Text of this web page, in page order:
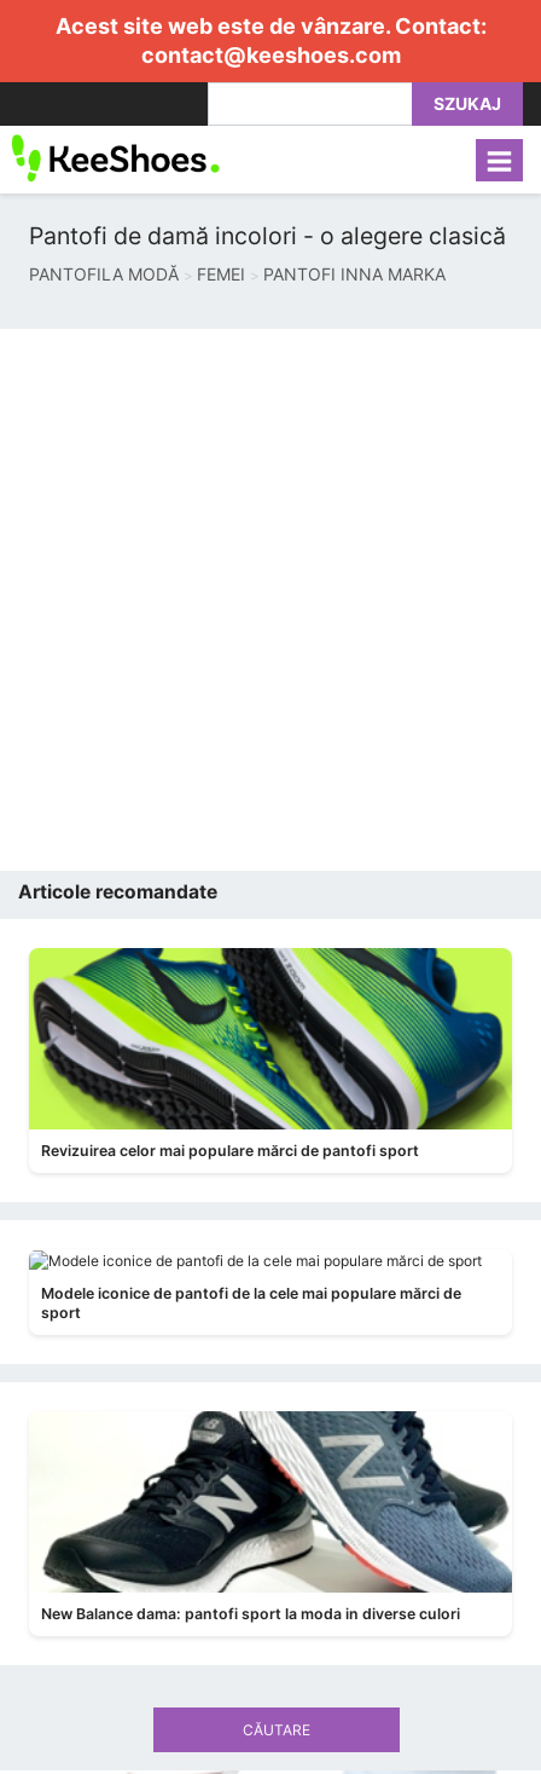
Acest site web este de vânzare. Contact:
contact@keeshoes.com
SZUKAJ
Pantofi de damă incolori - o alegere clasică
PANTOFILA MODĂ FEMEI PANTOFI INNA MARKA
Articole recomandate
Revizuirea celor mai populare mărci de pantofi sport
Modele iconice de pantofi de la cele mai populare mărci de
sport
New Balance dama: pantofi sport la moda in diverse culori
CĂUTARE